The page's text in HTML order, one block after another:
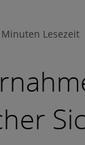
Minuten Lesezeit